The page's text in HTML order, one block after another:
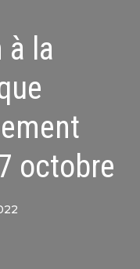
la
octobre